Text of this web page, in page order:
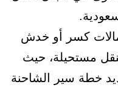
كسر أو خدش
مستحيلة، حيث
خطة سير الشاحنة